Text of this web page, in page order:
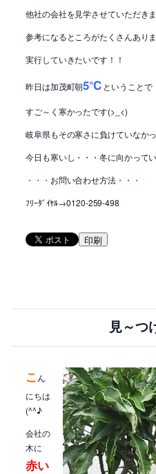
他社の会社を見学させていただき
参考になるところがたくさんあり
実行していきたいです！！
昨日は加茂町朝5℃ ということで
すご～く寒かったです(>_<)
岐阜県もその寒さに負けていなか
今日も寒いし・・・冬に向かって
・・・ お問い合わせ方法・・・
ﾌﾘｰﾀﾞｲﾔﾙ→0120-259-498
印刷
見～つ
こ ん
にちは
(^^♪
会社の
木に
赤い